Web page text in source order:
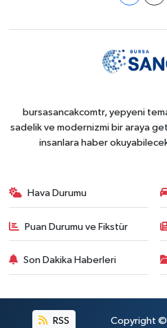
bursasancakcomtr, yepyeni
sadelik ve modernizmi bir araya
insanlara haber
Hava Durumu
Puan Durumu ve Fikstür
Son Dakika Haberleri
RSS Copyright ©